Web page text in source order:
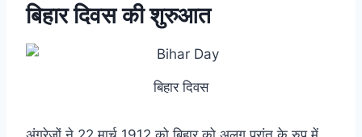
बिहार दिवस की शुरुआत
बिहार दिवस